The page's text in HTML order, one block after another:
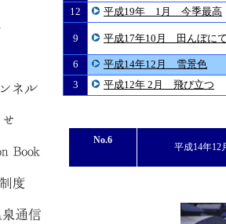
12
平成19年 1月 今季最高
9 平成17年10月 田んぼに
6
平成14年12月 雪景色
3
平成12年 2月 飛び立つ
No.6
平成14年12